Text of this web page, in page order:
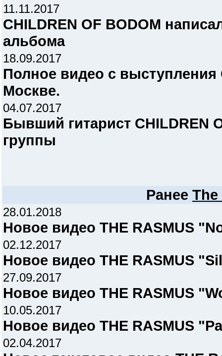
11.11.2017
CHILDREN OF BODOM
альбома
18.09.2017
Полное видео с выступления
Москве.
04.07.2017
Бывший гитарист CHILDREN
группы
Ранее The
28.01.2018
Новое видео THE RASMUS
02.12.2017
Новое видео THE RASMUS
27.09.2017
Новое видео THE RASMUS
10.05.2017
Новое видео THE RASMUS
02.04.2017